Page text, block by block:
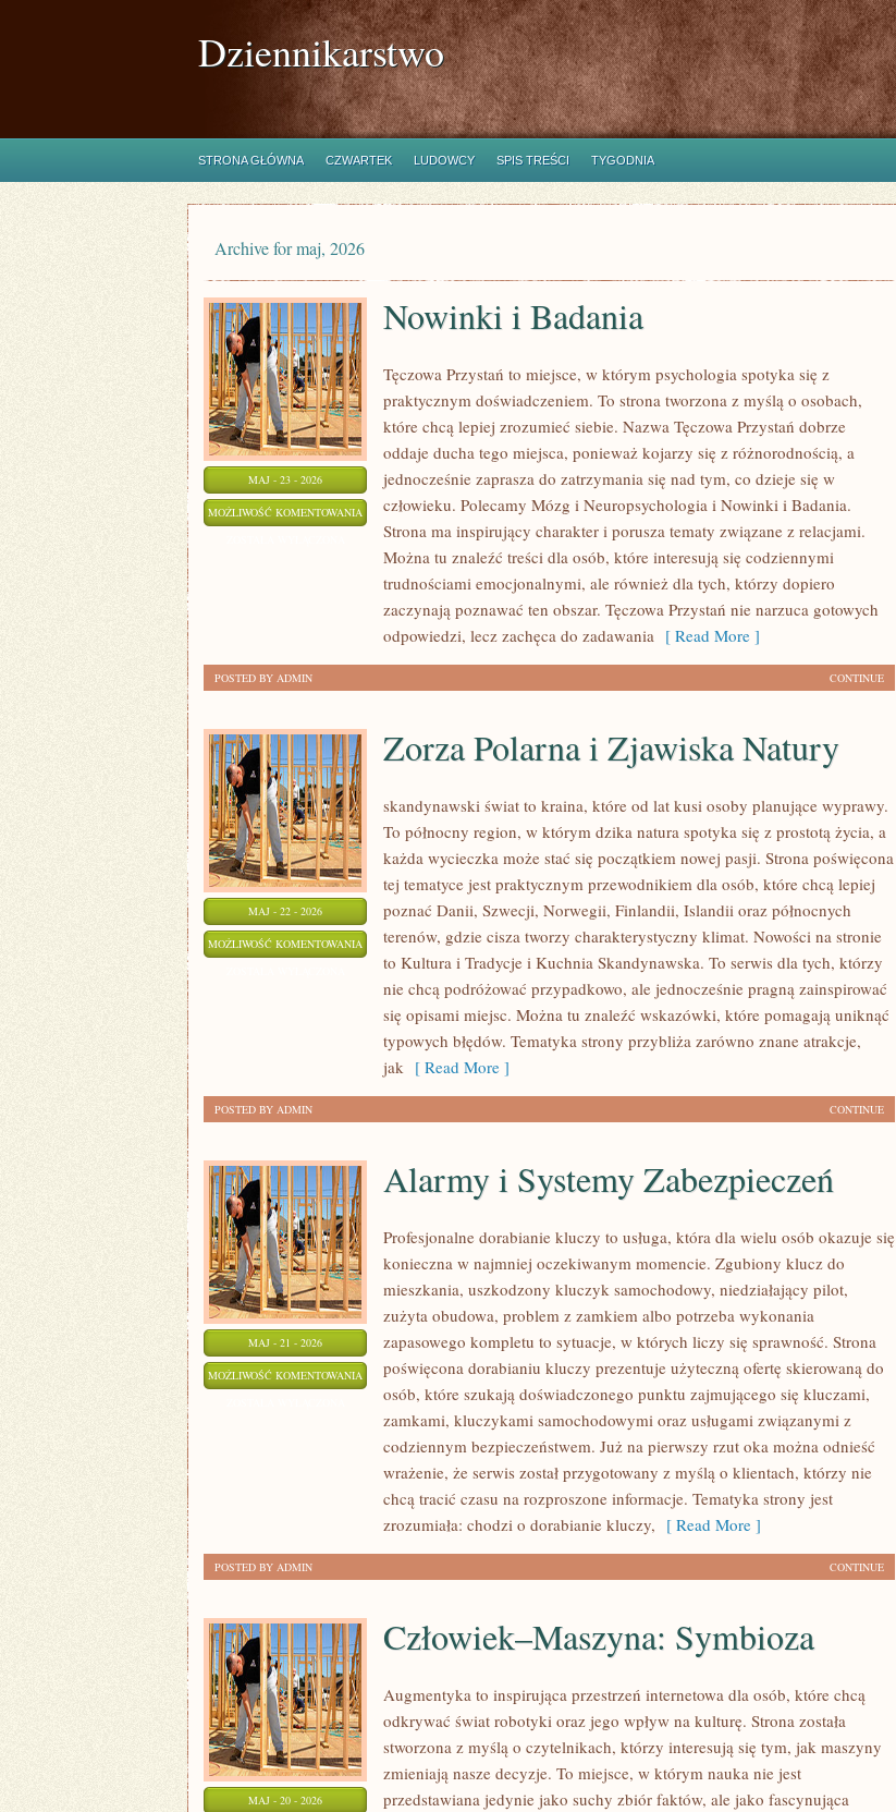
Dziennikarstwo
STRONA GŁÓWNA CZWARTEK LUDOWCY SPIS TREŚCI TYGODNIA
Archive for maj, 2026
MAJ - 23 - 2026
MOŻLIWOŚĆ KOMENTOWANIA NOWINKI
BADANIA
Nowinki i Badania
Tęczowa Przystań to miejsce, w którym psychologia spotyka się z
praktycznym doświadczeniem. To strona tworzona z myślą o osobach,
które chcą lepiej zrozumieć siebie. Nazwa Tęczowa Przystań dobrze
oddaje ducha tego miejsca, ponieważ kojarzy się z różnorodnością, a
jednocześnie zaprasza do zatrzymania się nad tym, co dzieje się w
człowieku. Polecamy Mózg i Neuropsychologia i Nowinki i Badania.
Strona ma inspirujący charakter i porusza tematy związane z relacjami.
Można tu znaleźć treści dla osób, które interesują się codziennymi
trudnościami emocjonalnymi, ale również dla tych, którzy dopiero
zaczynają poznawać ten obszar. Tęczowa Przystań nie narzuca gotowych
odpowiedzi, lecz zachęca do zadawania [ Read More ]
CONTINUE
POSTED BY ADMIN
MAJ - 22 - 2026
MOŻLIWOŚĆ KOMENTOWANIA ZORZA
POLARNA
ZJAWISKA
NATURY
Zorza Polarna i Zjawiska Natury
skandynawski świat to kraina, które od lat kusi osoby planujące wyprawy.
To północny region, w którym dzika natura spotyka się z prostotą życia, a
każda wycieczka może stać się początkiem nowej pasji. Strona poświęcona
tej tematyce jest praktycznym przewodnikiem dla osób, które chcą lepiej
poznać Danii, Szwecji, Norwegii, Finlandii, Islandii oraz północnych
terenów, gdzie cisza tworzy charakterystyczny klimat. Nowości na stronie
to Kultura i Tradycje i Kuchnia Skandynawska. To serwis dla tych, którzy
nie chcą podróżować przypadkowo, ale jednocześnie pragną zainspirować
się opisami miejsc. Można tu znaleźć wskazówki, które pomagają uniknąć
typowych błędów. Tematyka strony przybliża zarówno znane atrakcje,
jak [ Read More ]
CONTINUE
POSTED BY ADMIN
MAJ - 21 - 2026
MOŻLIWOŚĆ KOMENTOWANIA ALARMY
SYSTEMY
ZABEZPIECZEŃ
Alarmy i Systemy Zabezpieczeń
Profesjonalne dorabianie kluczy to usługa, która dla wielu osób okazuje się
konieczna w najmniej oczekiwanym momencie. Zgubiony klucz do
mieszkania, uszkodzony kluczyk samochodowy, niedziałający pilot,
zużyta obudowa, problem z zamkiem albo potrzeba wykonania
zapasowego kompletu to sytuacje, w których liczy się sprawność. Strona
poświęcona dorabianiu kluczy prezentuje użyteczną ofertę skierowaną do
osób, które szukają doświadczonego punktu zajmującego się kluczami,
zamkami, kluczykami samochodowymi oraz usługami związanymi z
codziennym bezpieczeństwem. Już na pierwszy rzut oka można odnieść
wrażenie, że serwis został przygotowany z myślą o klientach, którzy nie
chcą tracić czasu na rozproszone informacje. Tematyka strony jest
zrozumiała: chodzi o dorabianie kluczy, [ Read More ]
CONTINUE
POSTED BY ADMIN
MAJ - 20 - 2026
Człowiek–Maszyna: Symbioza
Augmentyka to inspirująca przestrzeń internetowa dla osób, które chcą
odkrywać świat robotyki oraz jego wpływ na kulturę. Strona została
stworzona z myślą o czytelnikach, którzy interesują się tym, jak maszyny
zmieniają nasze decyzje. To miejsce, w którym nauka nie jest
przedstawiana jedynie jako suchy zbiór faktów, ale jako fascynująca